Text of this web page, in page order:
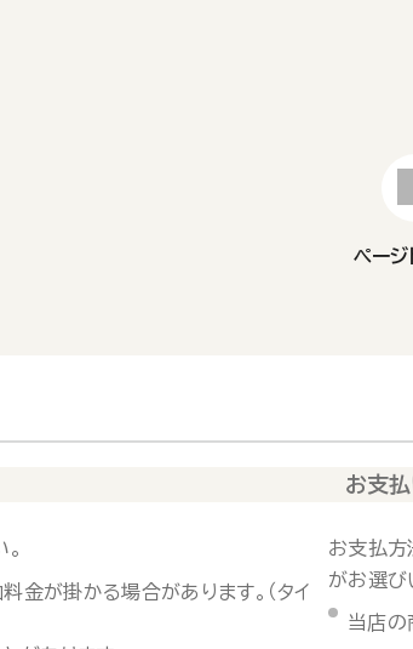
ページ
金が掛かる場合があります。（タイ
お支
お支払方
がお選び
当店の